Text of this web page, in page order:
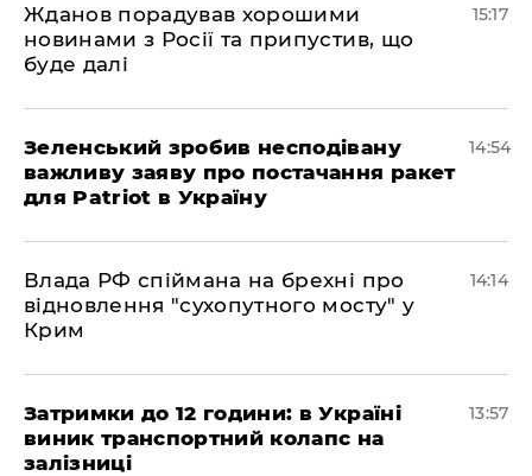
Жданов порадував хорошими
новинами з Росії та припустив, що
буде далі
15:17
Зеленський зробив несподівану
важливу заяву про постачання ракет
для Patriot в Україну
14:54
Влада РФ спіймана на брехні про
відновлення "сухопутного мосту" у
Крим
14:14
Затримки до 12 години: в Україні
виник транспортний колапс на
залізниці
13:57